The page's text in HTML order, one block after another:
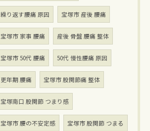
繰り返す腰痛 原因 宝塚市 産後 腰痛
宝塚市 家事 腰痛 産後 骨盤 腰痛 整体
宝塚市 50代 腰痛 50代 慢性腰痛 原因
更年期 腰痛 宝塚市 股関節痛 整体
宝塚南口 股関節 つまり感
宝塚市 腰の不安定感 宝塚市 股関節 つまる